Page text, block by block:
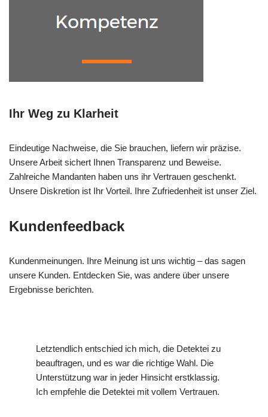
Ihr Weg zu Klarheit
Eindeutige Nachweise, die Sie brauchen, liefern wir präzise.
Unsere Arbeit sichert Ihnen Transparenz und Beweise.
Zahlreiche Mandanten haben uns ihr Vertrauen geschenkt.
Unsere Diskretion ist Ihr Vorteil. Ihre Zufriedenheit ist unser Ziel.
Kundenfeedback
Kundenmeinungen. Ihre Meinung ist uns wichtig – das sagen
unsere Kunden. Entdecken Sie, was andere über unsere
Ergebnisse berichten.
Letztendlich entschied ich mich, die Detektei zu
beauftragen, und es war die richtige Wahl. Die
Unterstützung war in jeder Hinsicht erstklassig.
Ich empfehle die Detektei mit vollem Vertrauen.